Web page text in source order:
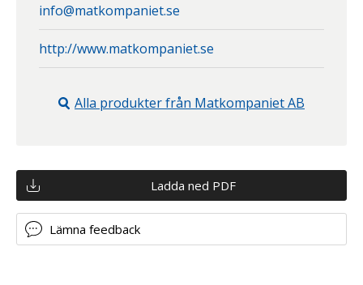
info@matkompaniet.se
http://www.matkompaniet.se
Alla produkter från Matkompaniet AB
Ladda ned PDF
Lämna feedback